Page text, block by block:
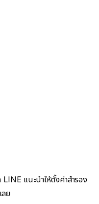
แนะนำให้ตั้งค่าสำรอง
ลย